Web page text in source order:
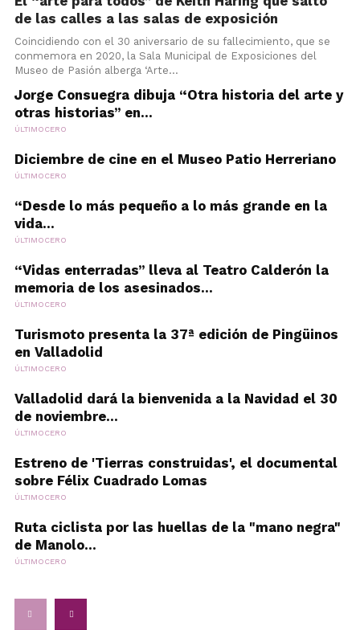
de las calles a las salas de exposición
Coincidiendo con el 30 aniversario de su fallecimiento, que se
conmemora en 2020, la Sala Municipal de Exposiciones del
Museo de Pasión alberga ‘Arte...
Jorge Consuegra dibuja “Otra historia del arte y
otras historias” en...
ÚLTIMOCERO
Diciembre de cine en el Museo Patio Herreriano
ÚLTIMOCERO
“Desde lo más pequeño a lo más grande en la
vida...
ÚLTIMOCERO
“Vidas enterradas” lleva al Teatro Calderón la
memoria de los asesinados...
ÚLTIMOCERO
Turismoto presenta la 37ª edición de Pingüinos
en Valladolid
ÚLTIMOCERO
Valladolid dará la bienvenida a la Navidad el 30
de noviembre...
ÚLTIMOCERO
Estreno de 'Tierras construidas', el documental
sobre Félix Cuadrado Lomas
ÚLTIMOCERO
Ruta ciclista por las huellas de la "mano negra"
de Manolo...
ÚLTIMOCERO